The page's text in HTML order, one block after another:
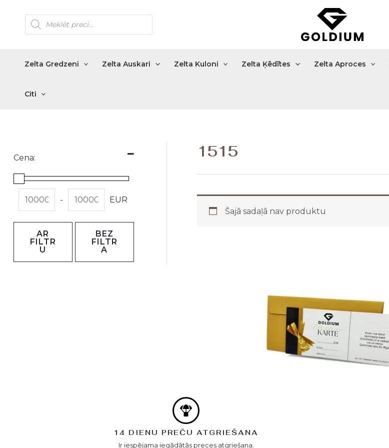
content
Products
search
Zelta Gredzeni Zelta Auskari Zelta Kuloni Zelta Ķēdītes Zelta Aproces
Citi
Cena:
- EUR
AR
FILTR
U
BEZ
FILTR
A
1515
Šajā sadaļā nav produktu
14 DIENU PREČU ATGRIEŠANA
Ir iespējama iegādātās preces atgriešana.